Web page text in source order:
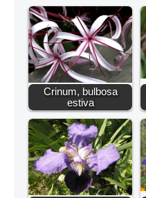
Crinum, bulbosa
estiva